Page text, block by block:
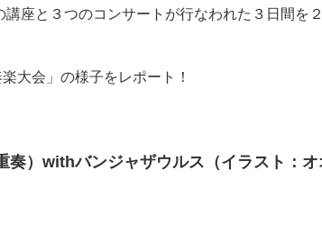
座と３つのコンサートが行なわれた３日間を
大会」の様子をレポート！
）withバンジャザウルス（イラスト：オ